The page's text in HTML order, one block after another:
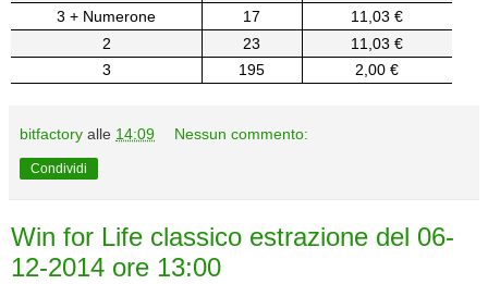
3 + Numerone
17
11,03 €
2
23
11,03 €
3
195 2,00 €
bitfactory alle 14:09 Nessun commento:
Condividi
Win for Life classico estrazione del 06-
12-2014 ore 13:00